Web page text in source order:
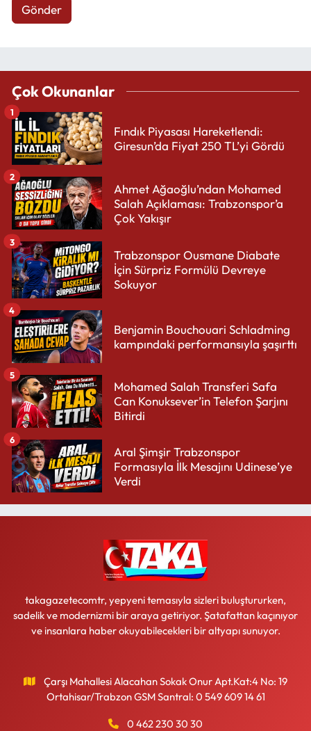
Gönder
Çok Okunanlar
Fındık Piyasası Hareketlendi:
Giresun’da Fiyat 250 TL’yi Gördü
1
Ahmet Ağaoğlu’ndan Mohamed
Salah Açıklaması: Trabzonspor’a
Çok Yakışır
2
Trabzonspor Ousmane Diabate
İçin Sürpriz Formülü Devreye
Sokuyor
3
Benjamin Bouchouari Schladming
kampındaki performansıyla şaşırttı
4
Mohamed Salah Transferi Safa
Can Konuksever’in Telefon Şarjını
Bitirdi
5
Aral Şimşir Trabzonspor
Formasıyla İlk Mesajını Udinese’ye
Verdi
6
takagazetecomtr, yepyeni temasıyla sizleri buluştururken,
sadelik ve modernizmi bir araya getiriyor. Şatafattan kaçınıyor
ve insanlara haber okuyabilecekleri bir altyapı sunuyor.
Çarşı Mahallesi Alacahan Sokak Onur Apt.Kat:4 No: 19
Ortahisar/Trabzon GSM Santral: 0 549 609 14 61
0 462 230 30 30